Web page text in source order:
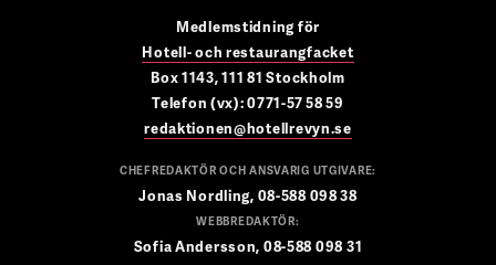
Medlemstidning för
Hotell- och restaurangfacket
Box 1143, 111 81 Stockholm
Telefon (vx): 0771-57 58 59
redaktionen@hotellrevyn.se
CHEFREDAKTÖR OCH ANSVARIG UTGIVARE:
Jonas Nordling, 08-588 098 38
WEBBREDAKTÖR:
Sofia Andersson, 08-588 098 31